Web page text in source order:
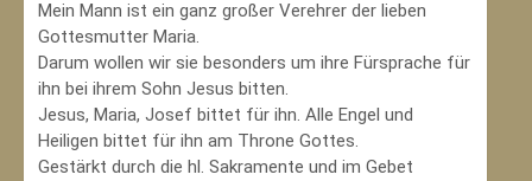
Mein Mann ist ein ganz großer Verehrer der lieben
Gottesmutter Maria.
Darum wollen wir sie besonders um ihre Fürsprache für
ihn bei ihrem Sohn Jesus bitten.
Jesus, Maria, Josef bittet für ihn. Alle Engel und
Heiligen bittet für ihn am Throne Gottes.
Gestärkt durch die hl. Sakramente und im Gebet